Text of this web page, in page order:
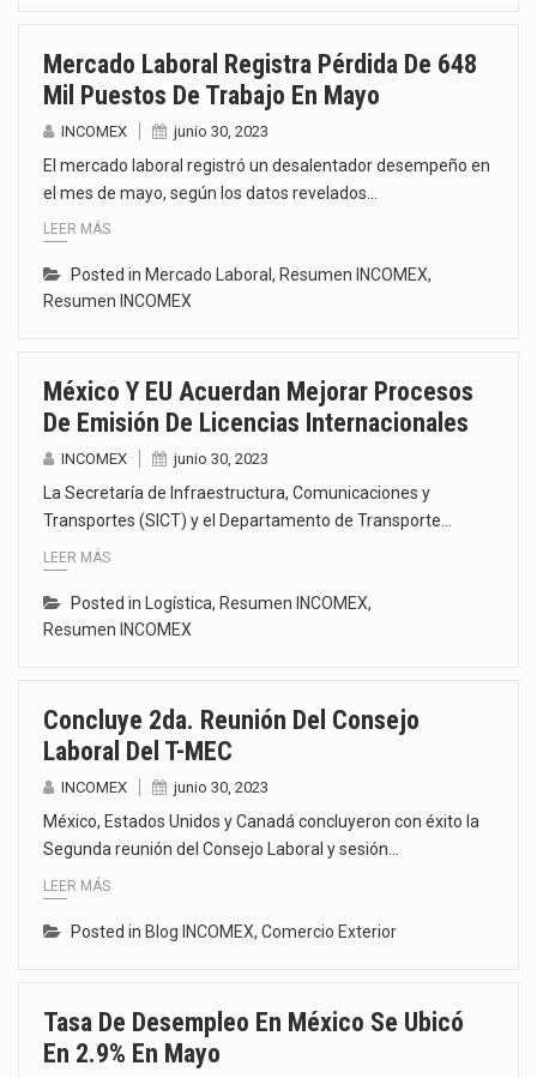
Mercado Laboral Registra Pérdida De 648
Mil Puestos De Trabajo En Mayo
INCOMEX junio 30, 2023
El mercado laboral registró un desalentador desempeño en
el mes de mayo, según los datos revelados…
LEER MÁS
Posted in Mercado Laboral, Resumen INCOMEX,
Resumen INCOMEX
México Y EU Acuerdan Mejorar Procesos
De Emisión De Licencias Internacionales
INCOMEX junio 30, 2023
La Secretaría de Infraestructura, Comunicaciones y
Transportes (SICT) y el Departamento de Transporte…
LEER MÁS
Posted in Logística, Resumen INCOMEX,
Resumen INCOMEX
Concluye 2da. Reunión Del Consejo
Laboral Del T-MEC
INCOMEX junio 30, 2023
México, Estados Unidos y Canadá concluyeron con éxito la
Segunda reunión del Consejo Laboral y sesión…
LEER MÁS
Posted in Blog INCOMEX, Comercio Exterior
Tasa De Desempleo En México Se Ubicó
En 2.9% En Mayo